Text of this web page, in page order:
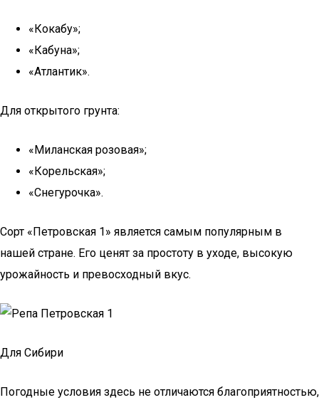
«Кокабу»;
«Кабуна»;
«Атлантик».
Для открытого грунта:
«Миланская розовая»;
«Корельская»;
«Снегурочка».
Сорт «Петровская 1» является самым популярным в
нашей стране. Его ценят за простоту в уходе, высокую
урожайность и превосходный вкус.
Для Сибири
Погодные условия здесь не отличаются благоприятностью,